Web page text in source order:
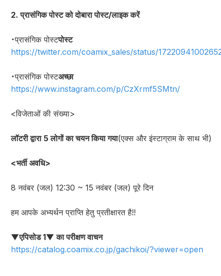
2. प्रासंगिक पोस्ट को दोबारा पोस्ट/लाइक करें
・प्रासंगिक पोस्टपोस्ट
https://twitter.com/coamix_sales/status/
・प्रासंगिक पोस्टअच्छा
https://www.instagram.com/p/CzXrmf5SMtn/
<विजेताओं की संख्या>
लॉटरी द्वारा 5 लोगों का चयन किया गया(एक्स और इंस्टाग्राम के साथ भी)
<भर्ती अवधि>
8 नवंबर (जल) 12:30 ~ 15 नवंबर (जल) पूरे दिन
हम आपके अभ्यर्थन प्राप्ति हेतु प्रतीक्षारत है!!
▼एपिसोड 1▼ का परीक्षण वाचन
https://catalog.coamix.co.jp/gachikoi/?viewer=open